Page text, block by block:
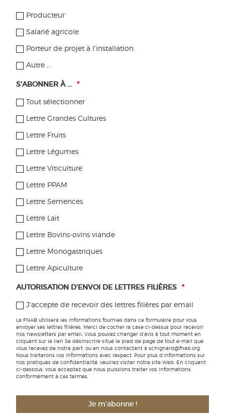
Grandes cultures
Fruits
Légumes
Semences
Bovins lait
Caprins
Porcs
Volailles
Apiculture
Autres
Tous les articles
ABONNEZ-VOUS AUX LETTRES FILIÈRES
Producteur
Salarié agricole
Porteur de projet à l'installation
Autre ...
S'ABONNER À ... *
Tout sélectionner
Lettre Grandes Cultures
Lettre Fruits
Lettre Légumes
Lettre Viticulture
Lettre PPAM
Lettre Semences
Lettre Lait
Lettre Bovins-ovins viande
Lettre Monogastriques
Lettre Apiculture
AUTORISATION D'ENVOI DE LETTRES FILIÈRES *
J'accepte de recevoir des lettres filières par email
La FNAB utilisera les informations fournies dans ce formulaire pour vous
envoyer ses lettres filières. Merci de cocher la case ci-dessus pour recevoir
nos newsletters par email. Vous pouvez changer d'avis à tout moment en
cliquant sur le lien Se désinscrire situé le pied de page de tout e-mail que
vous recevez de notre part, ou en nous contactant à schignard@fnab.org.
Nous traiterons vos informations avec respect. Pour plus d'informations sur
nos pratiques de confidentialité, veuillez visiter notre site Web. En cliquant
ci-dessous, vous acceptez que nous puissions traiter vos informations
conformément à ces termes.
Je m'abonne !